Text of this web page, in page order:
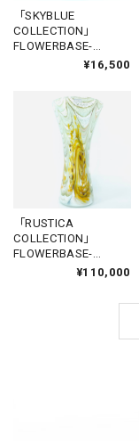
「SKYBLUE
COLLECTION」
FLOWERBASE-
¥16,500
「RUSTICA
COLLECTION」
FLOWERBASE-
¥110,000